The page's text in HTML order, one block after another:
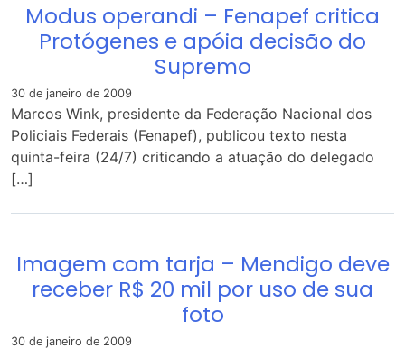
Modus operandi – Fenapef critica
Protógenes e apóia decisão do
Supremo
30 de janeiro de 2009
Marcos Wink, presidente da Federação Nacional dos
Policiais Federais (Fenapef), publicou texto nesta
quinta-feira (24/7) criticando a atuação do delegado
[…]
Imagem com tarja – Mendigo deve
receber R$ 20 mil por uso de sua
foto
30 de janeiro de 2009